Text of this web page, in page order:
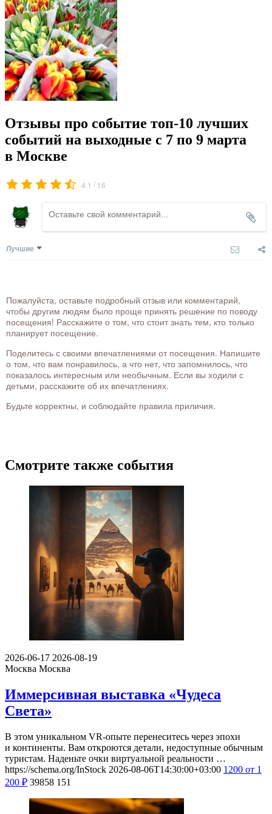
Отзывы про событие топ-10 лучших
событий на выходные с 7 по 9 марта
в Москве
4.1 / 16
Лучшие
Пожалуйста, оставьте подробный отзыв или комментарий,
чтобы другим людям было проще принять решение по поводу
посещения! Расскажите о том, что стоит знать тем, кто только
планирует посещение.
Поделитесь с своими впечатлениями от посещения. Напишите
о том, что вам понравилось, а что нет, что запомнилось, что
показалось интересным или необычным. Если вы ходили с
детьми, расскажите об их впечатлениях.
Будьте корректны, и соблюдайте правила приличия.
Смотрите также события
2026-06-17 2026-08-19
Москва Москва
Иммерсивная выставка «Чудеса
Света»
В этом уникальном VR-опыте перенеситесь через эпохи
и континенты. Вам откроются детали, недоступные обычным
туристам. Наденьте очки виртуальной реальности …
https://schema.org/InStock 2026-08-06T14:30:00+03:00 1200 от 1
200 ₽ 39858 151